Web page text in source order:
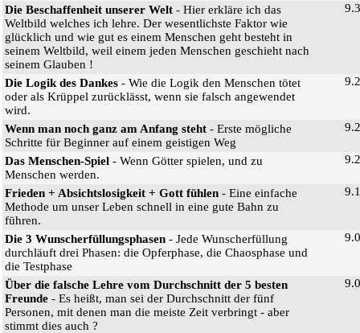
Die Beschaffenheit unserer Welt - Hier erkläre ich das
Weltbild welches ich lehre. Der wesentlichste Faktor wie
glücklich und wie gut es einem Menschen geht besteht in
seinem Weltbild, weil einem jeden Menschen geschieht nach
seinem Glauben !
9.3
Die Logik des Dankes - Wie die Logik den Menschen tötet
oder als Krüppel zurücklässt, wenn sie falsch angewendet
wird.
9.2
Wenn man noch ganz am Anfang steht - Erste mögliche
Schritte für Beginner auf einem geistigen Weg
9.2
Das Menschen-Spiel - Wenn Götter spielen, und zu
Menschen werden.
9.2
Frieden + Absichtslosigkeit + Gott fühlen - Eine einfache
Methode um unser Leben schnell in eine gute Bahn zu
führen.
9.1
Die 3 Wunscherfüllungsphasen - Jede Wunscherfüllung
durchläuft drei Phasen: die Opferphase, die Chaosphase und
die Testphase
9.0
Über die falsche Lehre vom Durchschnitt der 5 besten
Freunde - Es heißt, man sei der Durchschnitt der fünf
Personen, mit denen man die meiste Zeit verbringt - aber
stimmt dies auch ?
9.0